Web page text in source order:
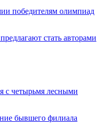
победителям олимпиад
стать авторами
с четырьмя лесными
бывшего филиала